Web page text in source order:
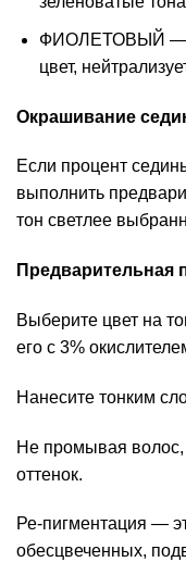
ФИОЛЕТОВЫЙ —
цвет,
Окрашивание
Если процент
выполнить
тон светлее
Предварительная
Выберите цвет на
его с 3%
Нанесите тонким
Не промывая
оттенок.
Ре-пигментация —
обесцвеченных,